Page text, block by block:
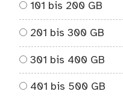
101 bis 200 GB
201 bis 300 GB
301 bis 400 GB
401 bis 500 GB